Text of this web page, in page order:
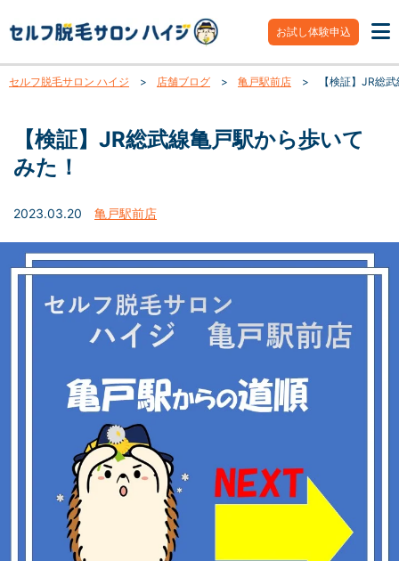
お試し体験申込
セルフ脱毛サロン ハイジ > 店舗ブログ > 亀戸駅前店 > 【検証】JR総
【検証】JR総武線亀戸駅から歩いて
みた！
2023.03.20 亀戸駅前店